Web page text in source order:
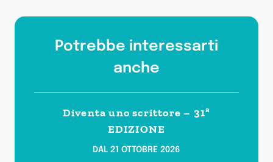
Potrebbe interessarti
anche
Diventa uno scrittore – 31ª
EDIZIONE
DAL 21 OTTOBRE 2026